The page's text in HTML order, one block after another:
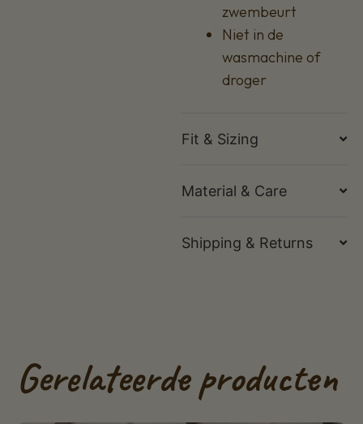
zwembeurt
Niet in de
wasmachine of
droger
Fit & Sizing
Material & Care
Shipping & Returns
Gerelateerde producten